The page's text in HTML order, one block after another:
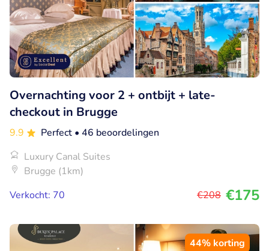
Overnachting voor 2 + ontbijt + late-
checkout in Brugge
9.9 Perfect • 46 beoordelingen
Luxury Canal Suites
Brugge (1km)
Verkocht: 70
€208 €175
44% korting